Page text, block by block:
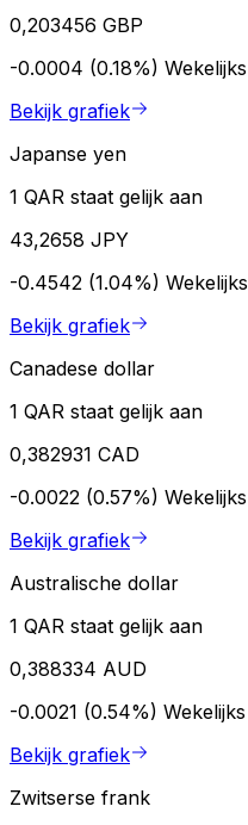
0,203456 GBP
-0.0004 (0.18%) Wekelijks
Bekijk grafiek
Japanse yen
1 QAR staat gelijk aan
43,2658 JPY
-0.4542 (1.04%) Wekelijks
Bekijk grafiek
Canadese dollar
1 QAR staat gelijk aan
0,382931 CAD
-0.0022 (0.57%) Wekelijks
Bekijk grafiek
Australische dollar
1 QAR staat gelijk aan
0,388334 AUD
-0.0021 (0.54%) Wekelijks
Bekijk grafiek
Zwitserse frank